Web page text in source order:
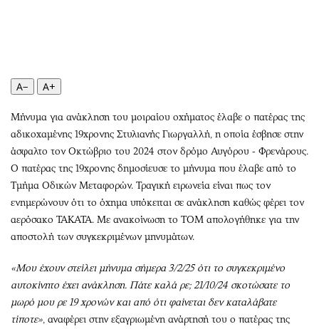
Πολιτισμός
Θέατρο-Χορός
Μουσική
Εικαστικά
Βιβλίο
Χειρόγραφα
Podcasts
Uncut
Προσφορές
Προσωπικότητες στην ''Κ''
Επιστολές
A− A+
Μήνυμα για ανάκληση του μοιραίου οχήματος έλαβε ο πατέρας της
αδικοχαμένης 19χρονης Στυλιανής Γιωργαλλή, η οποία έσβησε στην
άσφαλτο τον Οκτώβριο του 2024 στον δρόμο Αυγόρου - Φρενάρους.
Ο πατέρας της 19χρονης δημοσίευσε το μήνυμα που έλαβε από το
Τμήμα Οδικών Μεταφορών. Τραγική ειρωνεία είναι πως τον
ενημερώνουν ότι το όχημα υπόκειται σε ανάκληση καθώς φέρει τον
αερόσακο ΤΑΚΑΤΑ. Με ανακοίνωση το ΤΟΜ απολογήθηκε για την
αποστολή των συγκεκριμένων μηνυμάτων.
«Μου έχουν στείλει μήνυμα σήμερα 3/2/25 ότι το συγκεκριμένο
αυτοκίνητο έχει ανάκληση. Πάτε καλά ρε; 21/10/24 σκοτώσατε το
μωρό μου ρε 19 χρονών και από ότι φαίνεται δεν καταλάβατε
τίποτε», αναφέρει στην εξαγριωμένη ανάρτησή του ο πατέρας της